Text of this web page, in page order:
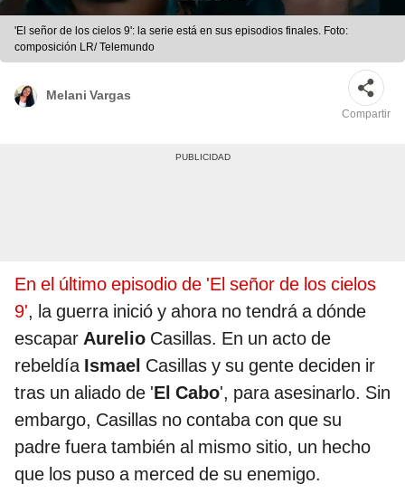
'El señor de los cielos 9': la serie está en sus episodios finales. Foto:
composición LR/ Telemundo
Melani Vargas
Compartir
En el último episodio de 'El señor de los cielos
9', la guerra inició y ahora no tendrá a dónde
escapar Aurelio Casillas. En un acto de
rebeldía Ismael Casillas y su gente deciden ir
tras un aliado de 'El Cabo', para asesinarlo. Sin
embargo, Casillas no contaba con que su
padre fuera también al mismo sitio, un hecho
que los puso a merced de su enemigo.